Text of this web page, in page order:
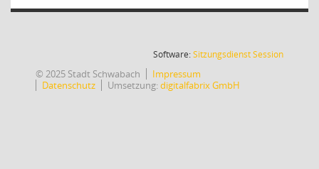
Software:SitzungsdienstSession(Wird in
© 2025 Stadt Schwabach
Impressum
Datenschutz
Umsetzung:digitalfabrix GmbH